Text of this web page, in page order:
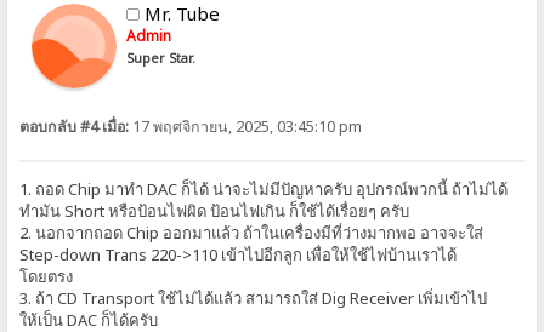
Mr. Tube
Admin
Super Star.
ตอบกลับ #4 เมื่อ: 17 พฤศจิกายน, 2025, 03:45:10 pm
1. ถอด Chip มาทำ DAC ก็ได้ น่าจะไม่มีปัญหาครับ อุปกรณ์พวกนี้ ถ้าไม่ได้
ทำมัน Short หรือป้อนไฟผิด ป้อนไฟเกิน ก็ใช้ได้เรื่อยๆ ครับ
2. นอกจากถอด Chip ออกมาแล้ว ถ้าในเครื่องมีที่ว่างมากพอ อาจจะใส่
Step-down Trans 220->110 เข้าไปอีกลูก เพื่อให้ใช้ไฟบ้านเราได้
โดยตรง
3. ถ้า CD Transport ใช้ไม่ได้แล้ว สามารถใส่ Dig Receiver เพิ่มเข้าไป
ให้เป็น DAC ก็ได้ครับ